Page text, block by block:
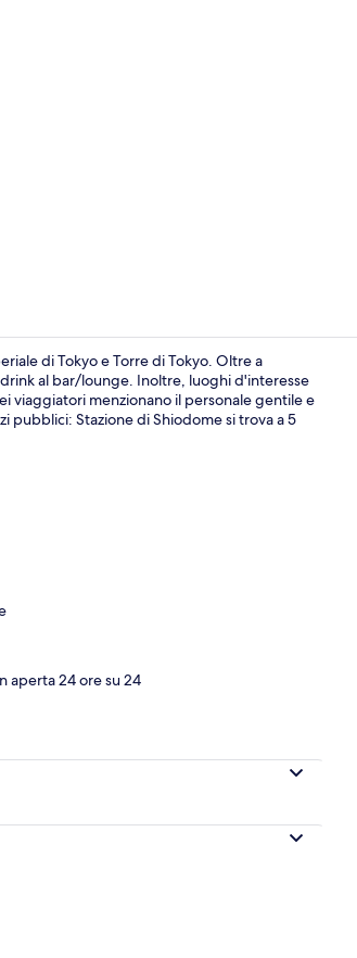
Colazione a
di Tokyo e Torre di Tokyo. Oltre a
al bar/lounge. Inoltre, luoghi d'interesse
viaggiatori menzionano il personale gentile e
pubblici: Stazione di Shiodome si trova a 5
aperta 24 ore su 24